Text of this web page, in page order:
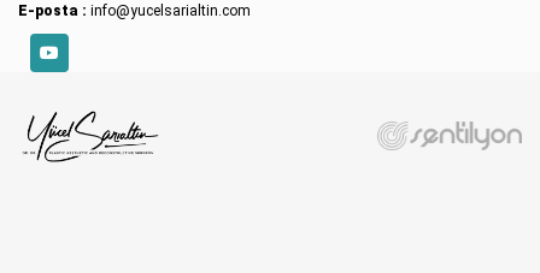
E-posta : info@yucelsarialtin.com
YouTube